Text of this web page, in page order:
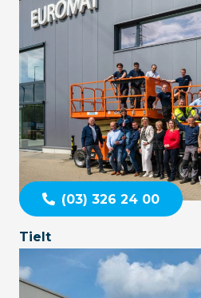
(03) 326 24 00
Tielt